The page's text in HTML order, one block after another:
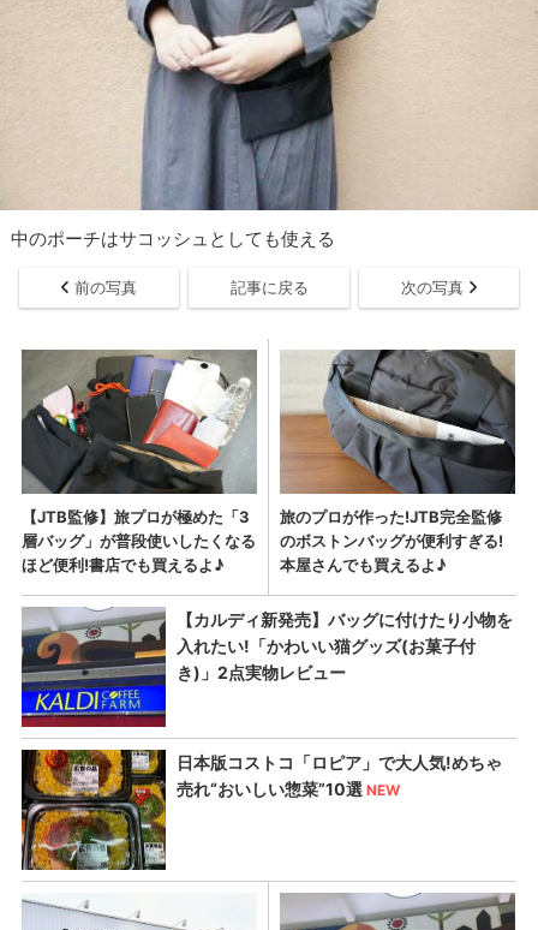
中のポーチはサコッシュとしても使える
前の写真 記事に戻る 次の写真